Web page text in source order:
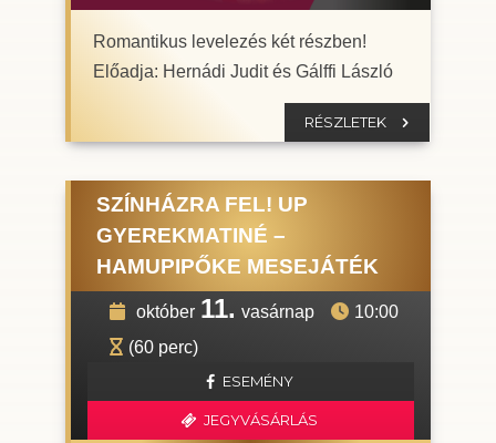
Romantikus levelezés két részben!
Előadja: Hernádi Judit és Gálffi László
RÉSZLETEK
SZÍNHÁZRA FEL! UP
GYEREKMATINÉ –
HAMUPIPŐKE MESEJÁTÉK
október 11. vasárnap
10:00
(60 perc)
ESEMÉNY
JEGYVÁSÁRLÁS